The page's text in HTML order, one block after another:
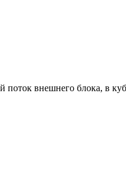
внешнего блока, в